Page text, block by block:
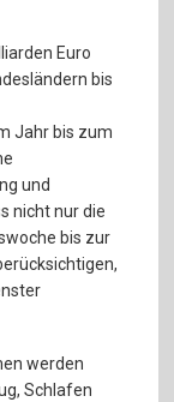
Euro
bis
Jahr bis zum
und
nicht nur die
bis zur
werden
Schlafen